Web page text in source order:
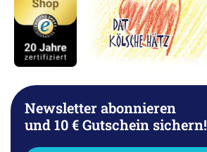
Newsletter abonnieren
und 10 € Gutschein sichern!